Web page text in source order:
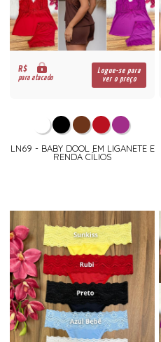
R$
para atacado
Logue-se para
ver o preço
LN69 - BABY DOOL EM LIGANETE E
RENDA CÍLIOS